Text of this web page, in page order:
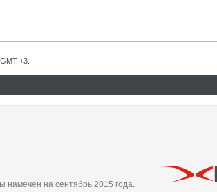
+3.
намечен на сентябрь 2015 года.